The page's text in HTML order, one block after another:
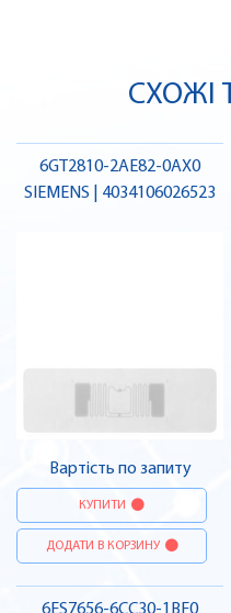
СХОЖІ
6GT2810-2AE82-0AX0
SIEMENS | 4034106026523
Вартість по запиту
КУПИТИ
ДОДАТИ В КОРЗИНУ